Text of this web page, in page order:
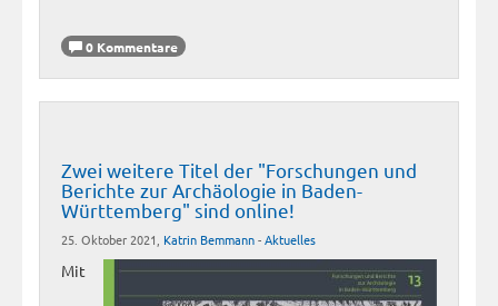
0 Kommentare
Zwei weitere Titel der "Forschungen und
Berichte zur Archäologie in Baden-
Württemberg" sind online!
25. Oktober 2021, Katrin Bemmann-Aktuelles
Mit